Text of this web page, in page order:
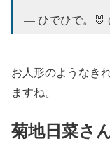
— ひでひで。🐰
お人形のようなき
ますね。
菊地日菜さ